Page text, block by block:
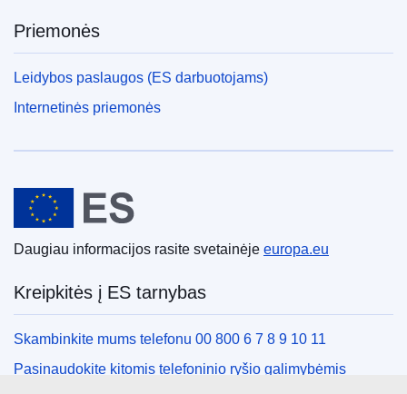
Priemonės
Leidybos paslaugos (ES darbuotojams)
Internetinės priemonės
Europos Sąjunga
Daugiau informacijos rasite svetainėje europa.eu
Kreipkitės į ES tarnybas
Skambinkite mums telefonu 00 800 6 7 8 9 10 11
Pasinaudokite kitomis telefoninio ryšio galimybėmis